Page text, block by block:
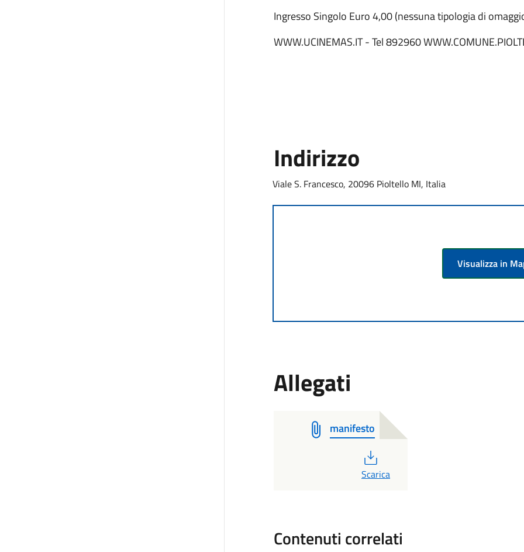
Ingresso Singolo Euro 4,00 (nessuna tipologia di
WWW.UCINEMAS.IT - Tel 892960
Indirizzo
Viale S. Francesco, 20096 Pioltello MI, Italia
Visualizza in
Allegati
manifesto
PDF
Scarica
Contenuti correlati